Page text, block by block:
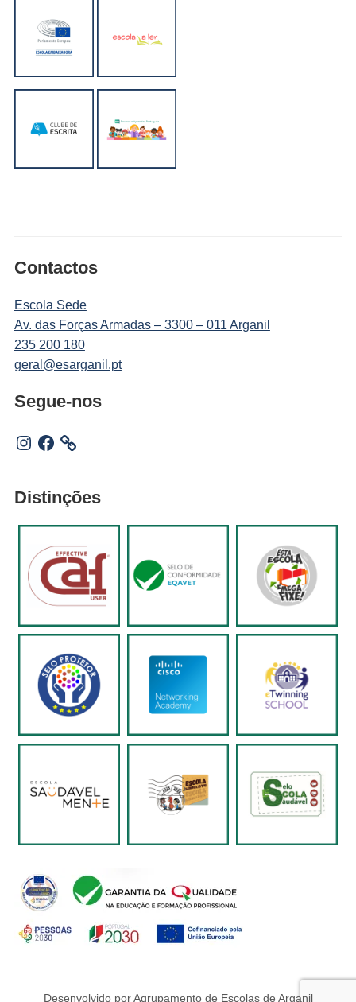
Contactos
Escola Sede
Av. das Forças Armadas – 3300 – 011 Arganil
235 200 180
geral@esarganil.pt
Segue-nos
Instagram
Facebook
Distinções
Desenvolvido por Agrupamento de Escolas de Arganil